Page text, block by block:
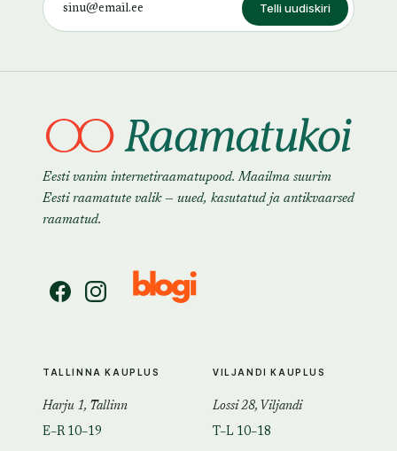
Telli uudiskiri
Eesti vanim internetiraamatupood. Maailma suurim
Eesti raamatute valik — uued, kasutatud ja antikvaarsed
raamatud.
TALLINNA KAUPLUS
Harju 1, Tallinn
E–R 10–19
VILJANDI KAUPLUS
Lossi 28, Viljandi
T–L 10–18